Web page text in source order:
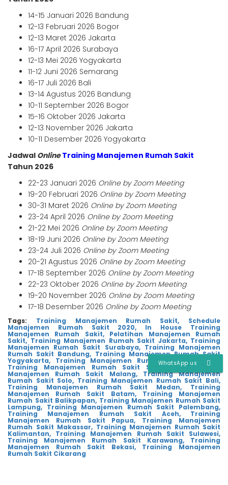
14-15 Januari 2026 Bandung
12-13 Februari 2026 Bogor
12-13 Maret 2026 Jakarta
16-17 April 2026 Surabaya
12-13 Mei 2026 Yogyakarta
11-12 Juni 2026 Semarang
16-17 Juli 2026 Bali
13-14 Agustus 2026 Bandung
10-11 September 2026 Bogor
15-16 Oktober 2026 Jakarta
12-13 November 2026 Jakarta
10-11 Desember 2026 Yogyakarta
Jadwal Online Training Manajemen Rumah Sakit
Tahun 2026
22-23 Januari 2026 Online by Zoom Meeting
19-20 Februari 2026 Online by Zoom Meeting
30-31 Maret 2026 Online by Zoom Meeting
23-24 April 2026 Online by Zoom Meeting
21-22 Mei 2026 Online by Zoom Meeting
18-19 Juni 2026 Online by Zoom Meeting
23-24 Juli 2026 Online by Zoom Meeting
20-21 Agustus 2026 Online by Zoom Meeting
17-18 September 2026 Online by Zoom Meeting
22-23 Oktober 2026 Online by Zoom Meeting
19-20 November 2026 Online by Zoom Meeting
17-18 Desember 2026 Online by Zoom Meeting
Tags: Training Manajemen Rumah Sakit, Schedule
Manajemen Rumah Sakit 2020, In House Training
Manajemen Rumah Sakit, Pelatihan Manajemen Rumah
Sakit, Training Manajemen Rumah Sakit Jakarta, Training
Manajemen Rumah Sakit Surabaya, Training Manajemen
Rumah Sakit Bandung, Training Manajemen Rumah Sakit
Yogyakarta, Training Manajemen Rumah Sakit Serpong
Training Manajemen Rumah Sakit Semarang, Training
Manajemen Rumah Sakit Malang, Training Manajemen
Rumah Sakit Solo, Training Manajemen Rumah Sakit Bali,
Training Manajemen Rumah Sakit Medan, Training
Manajemen Rumah Sakit Batam, Training Manajemen
Rumah Sakit Balikpapan, Training Manajemen Rumah Sakit
Lampung, Training Manajemen Rumah Sakit Palembang,
Training Manajemen Rumah Sakit Aceh, Training
Manajemen Rumah Sakit Papua, Training Manajemen
Rumah Sakit Makassar, Training Manajemen Rumah Sakit
Kalimantan, Training Manajemen Rumah Sakit Sulawesi,
Training Manajemen Rumah Sakit Karawang, Training
Manajemen Rumah Sakit Bekasi, Training Manajemen
Rumah Sakit Cikarang
WhatsApp us